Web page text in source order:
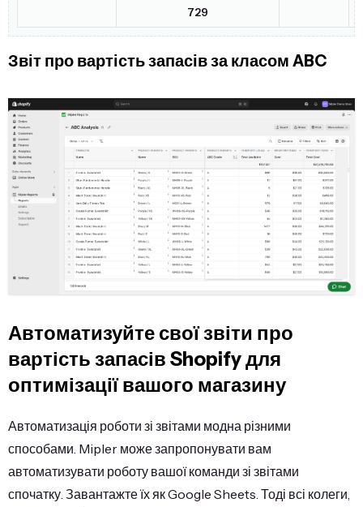
729
Звіт про вартість запасів за класом ABC
Автоматизуйте свої звіти про
вартість запасів Shopify для
оптимізації вашого магазину
Автоматизація роботи зі звітами модна різними
способами. Mipler може запропонувати вам
автоматизувати роботу вашої команди зі звітами
спочатку. Завантажте їх як Google Sheets. Тоді всі колеги,